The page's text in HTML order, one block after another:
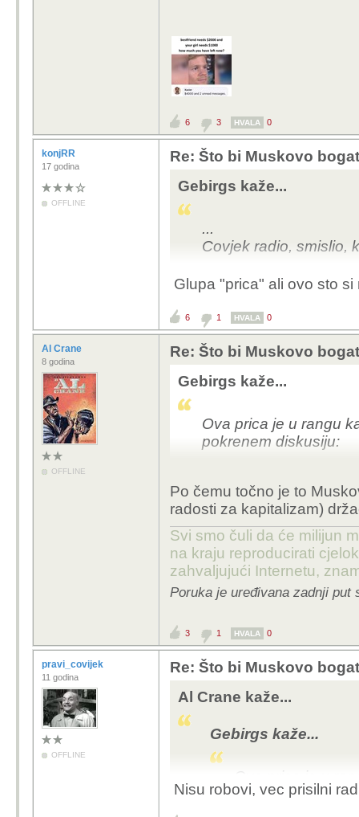
6 3 HVALA 0
konjRR
17 godina
OFFLINE
Re: Što bi Muskovo
Gebirgs kaže...
...
Covjek radio, smislio,
Glupa "prica" ali ovo sto
6 1 HVALA 0
Al Crane
8 godina
OFFLINE
Re: Što bi Muskovo
Gebirgs kaže...
Ova prica je u rangu
pokrenem diskusiju:
tom lovom?
Koja je svrha teme?
Zavist?
Negativni PR?
Nesto trece?
Covjek radio, smislio,
trzistu se izborio. A
napraviti s njegovom
Ridiculous.
Po čemu točno je to
radosti za kapitalizam)
Svi smo čuli da će milijun
na kraju reproducirati
zahvaljujući Internetu,
Poruka je uređivana zadnji put
3 1 HVALA 0
pravi_covijek
11 godina
OFFLINE
Re: Što bi Muskovo
Al Crane kaže...
Gebirgs kaže...
Ova prica je u
i pokrenem
Nisu robovi, vec prisilni